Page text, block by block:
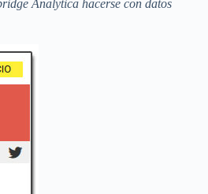
Analytica hacerse con datos